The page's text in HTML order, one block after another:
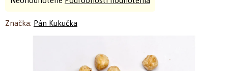
produktu
Značka: Pán Kukučka